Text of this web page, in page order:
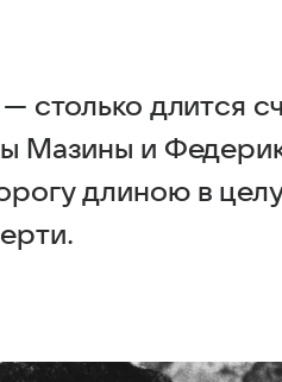
столько длится
Мазины и
длиною в